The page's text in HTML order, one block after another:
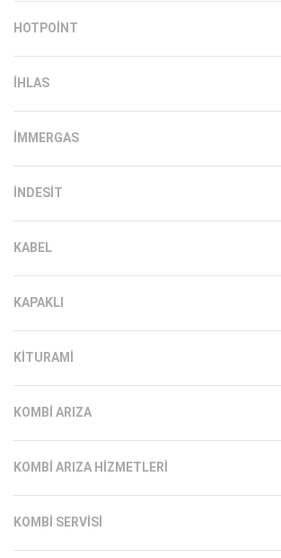
HOTPOINT
IHLAS
İMMERGAS
INDESIT
KABEL
KAPAKLI
KITURAMI
KOMBI ARIZA
KOMBI ARIZA HIZMETLERI
KOMBI SERVISI